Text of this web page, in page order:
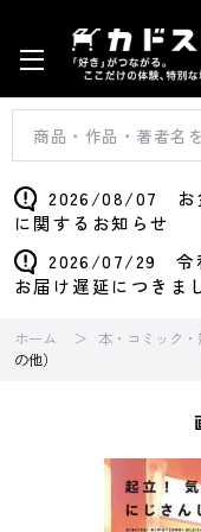
2026/08/07 お
に関するお知らせ
2026/07/29 令
お届け遅延につきま
ホーム 本・コミック
の他）